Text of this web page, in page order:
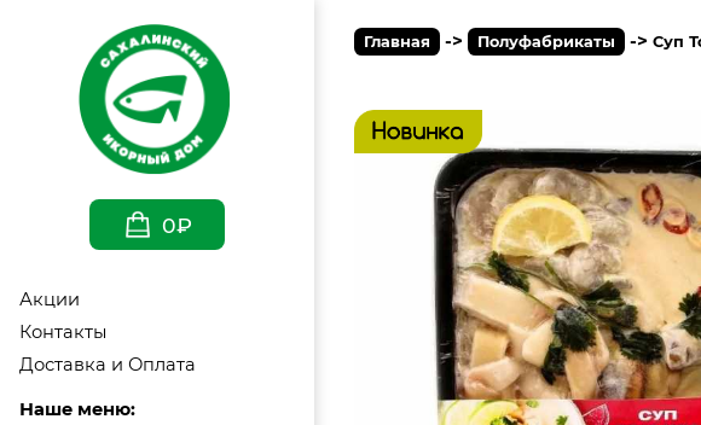
0₽
Акции
Контакты
Доставка и Оплата
Наше меню:
Главная -> Полуфабрикаты -> Суп